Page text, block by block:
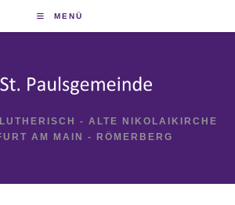
MENÜ
- ALTE NIKOLAIKIRCHE
AM MAIN - RÖMERBERG